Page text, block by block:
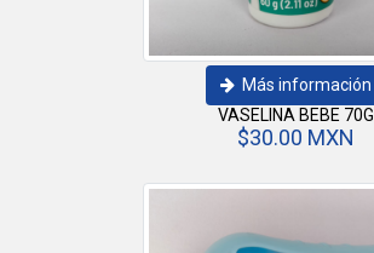
Más información
VASELINA BEBE 70G
$30.00 MXN